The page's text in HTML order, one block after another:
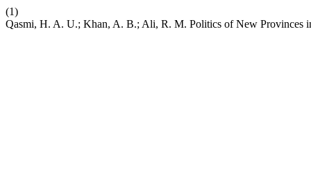
(1)
Qasmi, H. A. U.; Khan, A. B.; Ali, R. M. Politics of New Provinces